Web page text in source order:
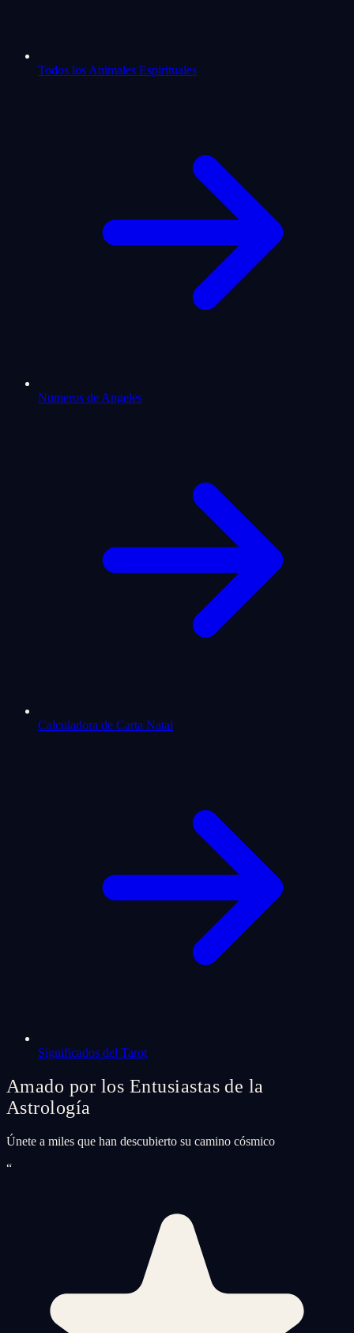
Todos los Animales Espirituales
Numeros de Angeles
Calculadora de Carta Natal
Significados del Tarot
Amado por los Entusiastas de la
Astrología
Únete a miles que han descubierto su camino cósmico
“